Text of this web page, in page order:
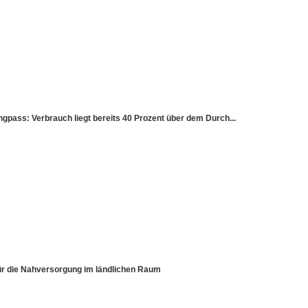
Verbrauch liegt bereits 40 Prozent über dem Durch...
die Nahversorgung im ländlichen Raum